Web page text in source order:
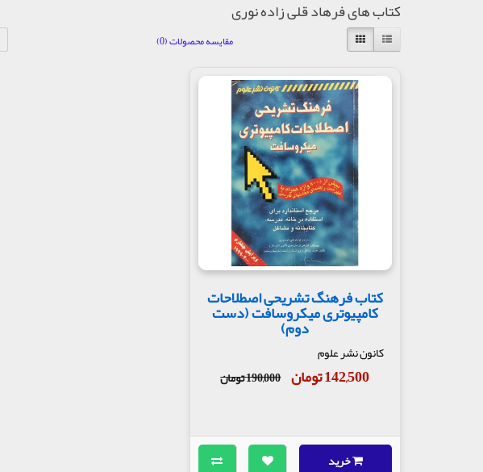
کتاب های فرهاد قلی زاده نوری
مقایسه محصولات (0)
کتاب فرهنگ تشریحی اصطلاحات
کامپیوتری میکروسافت (دست
دوم)
کانون نشر علوم
142,500 تومان 190,000 تومان
خرید